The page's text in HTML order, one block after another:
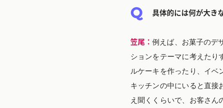
具体的には何が大き
笠尾：例えば、お菓子のデ
ションをテーマに考えたり
ルケーキを作ったり、イベ
キッチンの中にいると直接
え聞くくらいで、お客さん